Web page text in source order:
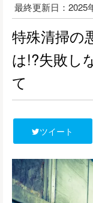
最終更新日：2025
特殊清掃の
は!?失敗し
て
ツイート